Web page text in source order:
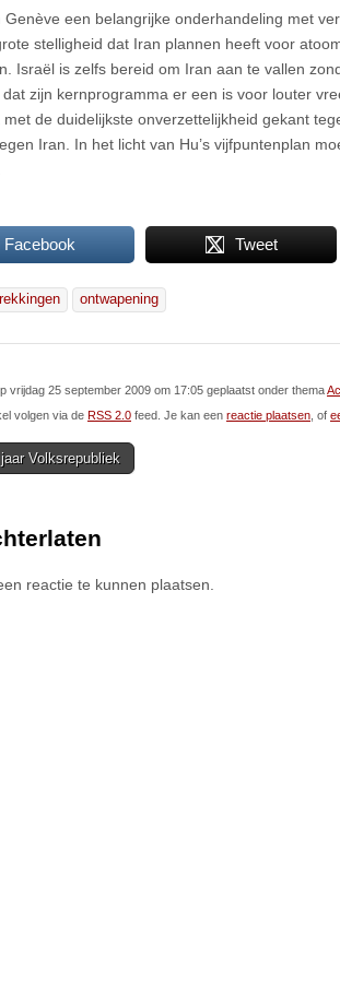
Genève een belangrijke onderhandeling met
stelligheid dat Iran plannen heeft voor
Israël is zelfs bereid om Iran aan te vallen
zijn kernprogramma er een is voor louter
de duidelijkste onverzettelijkheid gekant
Iran. In het licht van Hu’s vijfpuntenplan
Facebook Tweet
ontwapening
vrijdag 25 september 2009 om 17:05 geplaatst onder thema
volgen via de RSS 2.0 feed. Je kan een reactie plaatsen , of
Volksrepubliek
reactie te kunnen plaatsen.